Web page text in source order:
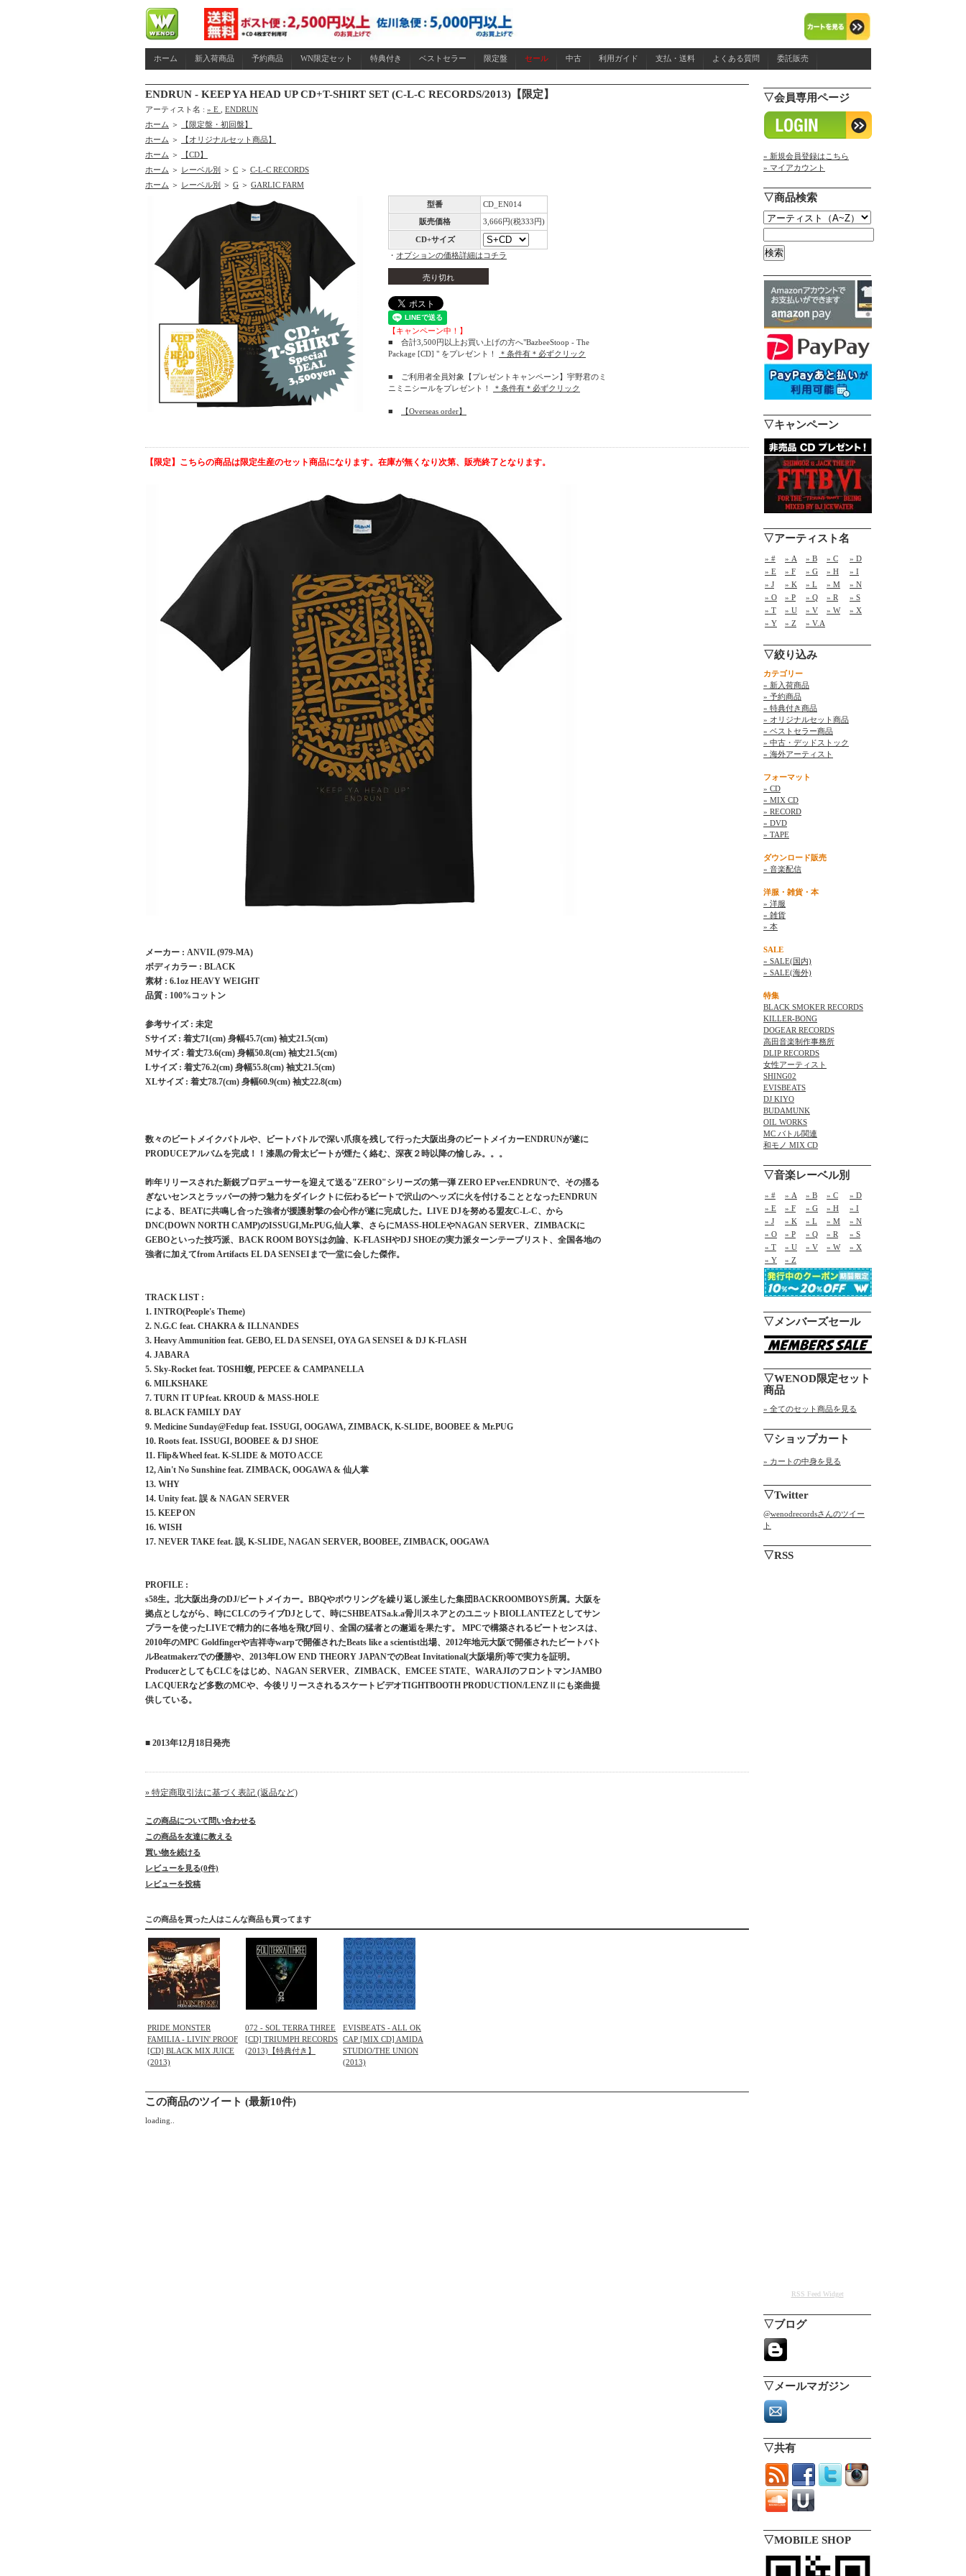
ホーム 新入荷商品 予約商品 WN限定セット 特典付き ベストセラー 限定盤 セール 中古 利用ガイド 支払・送料 よくある質問 委託販売
ENDRUN - KEEP YA HEAD UP CD+T-SHIRT SET (C-L-C RECORDS/2013)【限定】
アーティスト名 : » E
ENDRUN
ホーム ＞
【限定盤・初回盤】
ホーム ＞
【オリジナルセット商品】
ホーム ＞
【CD】
ホーム ＞ レーベル別 ＞ C ＞ C-L-C RECORDS
ホーム ＞ レーベル別 ＞ G ＞ GARLIC FARM
型番
CD_EN014
販売価格
3,666円(税333円)
CD+サイズ
・ オプションの価格詳細はコチラ
売り切れ
【キャンペーン中！】
■ 合計3,500円以上お買い上げの方へ"BazbeeStoop - The
Package [CD] " をプレゼント！
＊条件有＊必ずクリック
■ ご利用者全員対象【プレゼントキャンペーン】宇野君のミ
ニミニシールをプレゼント！
＊条件有＊必ずクリック
■ 【Overseas order】
【限定】こちらの商品は限定生産のセット商品になります。在庫が無くなり次第、販売終了となります。
メーカー : ANVIL (979-MA)
ボディカラー : BLACK
素材 : 6.1oz HEAVY WEIGHT
品質 : 100%コットン
参考サイズ : 未定
Sサイズ : 着丈71(cm) 身幅45.7(cm) 袖丈21.5(cm)
Mサイズ : 着丈73.6(cm) 身幅50.8(cm) 袖丈21.5(cm)
Lサイズ : 着丈76.2(cm) 身幅55.8(cm) 袖丈21.5(cm)
XLサイズ : 着丈78.7(cm) 身幅60.9(cm) 袖丈22.8(cm)
数々のビートメイクバトルや、ビートバトルで深い爪痕を残して行った大阪出身のビートメイカーENDRUNが遂に
PRODUCEアルバムを完成！！漆黒の骨太ビートが煙たく絡む、深夜２時以降の愉しみ。。。
昨年リリースされた新鋭プロデューサーを迎えて送る"ZERO"シリーズの第一弾 ZERO EP ver.ENDRUNで、その揺る
ぎないセンスとラッパーの持つ魅力をダイレクトに伝わるビートで沢山のヘッズに火を付けることとなったENDRUN
による、BEATに共鳴し合った強者が援護射撃の会心作が遂に完成した。LIVE DJを努める盟友C-L-C、から
DNC(DOWN NORTH CAMP)のISSUGI,Mr.PUG,仙人掌、さらにMASS-HOLEやNAGAN SERVER、ZIMBACKに
GEBOといった技巧派、BACK ROOM BOYSは勿論、K-FLASHやDJ SHOEの実力派ターンテーブリスト、全国各地の
強者に加えてfrom Artifacts EL DA SENSEIまで一堂に会した傑作。
TRACK LIST :
1. INTRO(People's Theme)
2. N.G.C feat. CHAKRA & ILLNANDES
3. Heavy Ammunition feat. GEBO, EL DA SENSEI, OYA GA SENSEI & DJ K-FLASH
4. JABARA
5. Sky-Rocket feat. TOSHI蝮, PEPCEE & CAMPANELLA
6. MILKSHAKE
7. TURN IT UP feat. KROUD & MASS-HOLE
8. BLACK FAMILY DAY
9. Medicine Sunday@Fedup feat. ISSUGI, OOGAWA, ZIMBACK, K-SLIDE, BOOBEE & Mr.PUG
10. Roots feat. ISSUGI, BOOBEE & DJ SHOE
11. Flip&Wheel feat. K-SLIDE & MOTO ACCE
12, Ain't No Sunshine feat. ZIMBACK, OOGAWA & 仙人掌
13. WHY
14. Unity feat. 誤 & NAGAN SERVER
15. KEEP ON
16. WISH
17. NEVER TAKE feat. 誤, K-SLIDE, NAGAN SERVER, BOOBEE, ZIMBACK, OOGAWA
PROFILE :
s58生。北大阪出身のDJ/ビートメイカー。BBQやボウリングを繰り返し派生した集団BACKROOMBOYS所属。大阪を
拠点としながら、時にCLCのライブDJとして、時にSHBEATSa.k.a骨川スネアとのユニットBIOLLANTEZとしてサン
プラーを使ったLIVEで精力的に各地を飛び回り、全国の猛者との邂逅を果たす。 MPCで構築されるビートセンスは、
2010年のMPC Goldfingerや吉祥寺warpで開催されたBeats like a scientist出場、2012年地元大阪で開催されたビートバト
ルBeatmakerzでの優勝や、2013年LOW END THEORY JAPANでのBeat Invitational(大阪場所)等で実力を証明。
ProducerとしてもCLCをはじめ、NAGAN SERVER、ZIMBACK、EMCEE STATE、WARAJIのフロントマンJAMBO
LACQUERなど多数のMCや、今後リリースされるスケートビデオTIGHTBOOTH PRODUCTION/LENZⅡにも楽曲提
供している。
■ 2013年12月18日発売
» 特定商取引法に基づく表記 (返品など)
この商品について問い合わせる
この商品を友達に教える
買い物を続ける
レビューを見る(0件)
レビューを投稿
この商品を買った人はこんな商品も買ってます
PRIDE MONSTER
FAMILIA - LIVIN' PROOF
[CD] BLACK MIX JUICE
(2013)
072 - SOL TERRA THREE
[CD] TRIUMPH RECORDS
(2013)【特典付き】
EVISBEATS - ALL OK
CAP [MIX CD] AMIDA
STUDIO/THE UNION
(2013)
この商品のツイート (最新10件)
loading..
▽会員専用ページ
» 新規会員登録はこちら
» マイアカウント
▽商品検索
▽キャンペーン
▽アーティスト名
» # » A » B » C
» D
» E
» F » G » H
» I
» J
» K » L » M
» N
» O
» P » Q » R
» S
» T
» U » V » W
» X
» Y
» Z » V.A
▽絞り込み
カテゴリー
» 新入荷商品
» 予約商品
» 特典付き商品
» オリジナルセット商品
» ベストセラー商品
» 中古・デッドストック
» 海外アーティスト
フォーマット
» CD
» MIX CD
» RECORD
» DVD
» TAPE
ダウンロード販売
» 音楽配信
洋服・雑貨・本
» 洋服
» 雑貨
» 本
SALE
» SALE(国内)
» SALE(海外)
特集
BLACK SMOKER RECORDS
KILLER-BONG
DOGEAR RECORDS
高田音楽制作事務所
DLIP RECORDS
女性アーティスト
SHING02
EVISBEATS
DJ KIYO
BUDAMUNK
OIL WORKS
MC バトル関連
和モノ MIX CD
▽音楽レーベル別
» # » A » B » C
» D
» E
» F » G » H
» I
» J
» K » L » M
» N
» O
» P » Q » R
» S
» T
» U » V » W
» X
» Y
» Z
▽メンバーズセール
▽WENOD限定セット
商品
» 全てのセット商品を見る
▽ショップカート
» カートの中身を見る
▽Twitter
@wenodrecordsさんのツイー
ト
▽RSS
RSS Feed Widget
▽ブログ
▽メールマガジン
▽共有
▽MOBILE SHOP